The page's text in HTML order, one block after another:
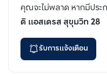
คุณจะไม่พลาด หากมีประ
ดิ แอสเดรส สุขุมวิท 28
รับการแจ้งเตือน